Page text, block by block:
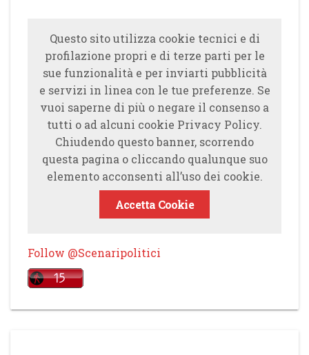
Questo sito utilizza cookie tecnici e di
profilazione propri e di terze parti per le
sue funzionalità e per inviarti pubblicità
e servizi in linea con le tue preferenze. Se
vuoi saperne di più o negare il consenso a
tutti o ad alcuni cookie Privacy Policy.
Chiudendo questo banner, scorrendo
questa pagina o cliccando qualunque suo
elemento acconsenti all’uso dei cookie.
Accetta Cookie
Follow @Scenaripolitici